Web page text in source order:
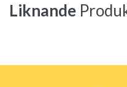
Liknande